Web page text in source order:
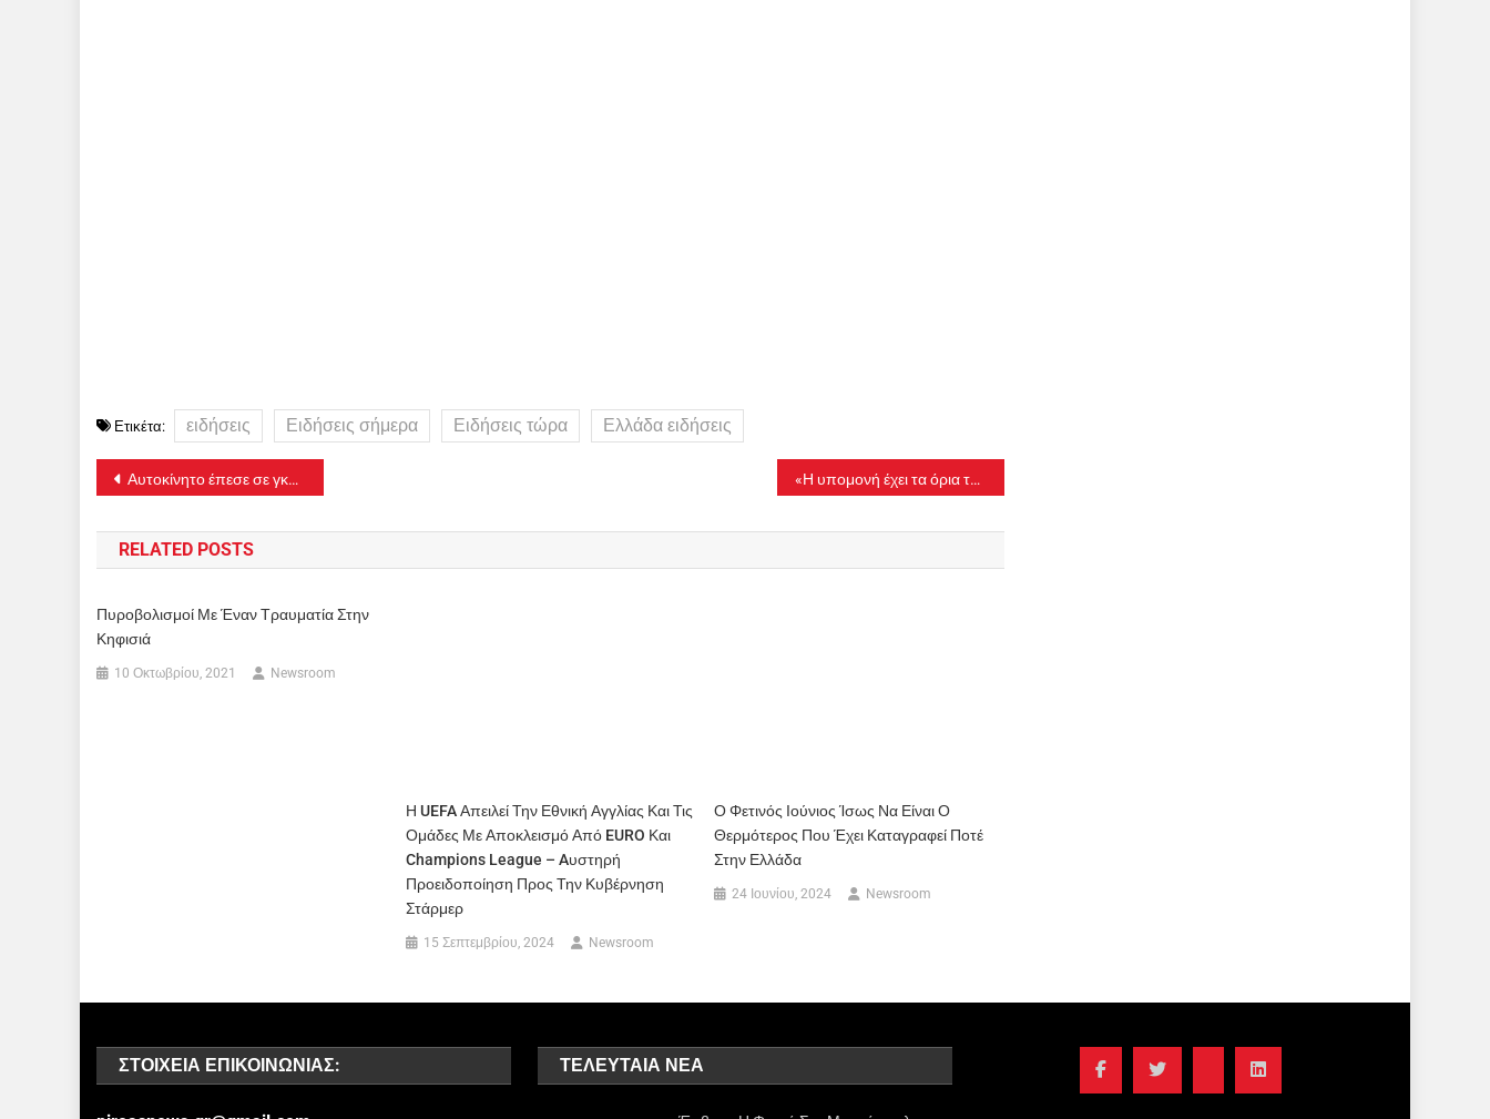
Ετικέτα: ειδήσεις Ειδήσεις σήμερα Ειδήσεις τώρα Ελλάδα ειδήσεις
άρθρων
Αυτοκίνητο έπεσε σε γκρεμό στα Λιμανάκια Βουλιαγμένης «Η υπομονή έχει τα όρια της» – Το ξέσπασμα του μουσικού για τον άνθρωπο που του έδωσε την κροτίδα
RELATED POSTS
Πυροβολισμοί Με Έναν Τραυματία Στην
Κηφισιά
10 Οκτωβρίου, 2021 Newsroom
Η UEFA Απειλεί Την Εθνική Αγγλίας Και Τις
Ομάδες Με Αποκλεισμό Από EURO Και
Champions League – Aυστηρή
Προειδοποίηση Προς Την Κυβέρνηση
Στάρμερ
15 Σεπτεμβρίου, 2024 Newsroom
Ο Φετινός Ιούνιος Ίσως Να Είναι Ο
Θερμότερος Που Έχει Καταγραφεί Ποτέ
Στην Ελλάδα
24 Ιουνίου, 2024 Newsroom
ΣΤΟΙΧΕΊΑ ΕΠΙΚΟΙΝΩΝΊΑΣ: ΤΕΛΕΥΤΑΊΑ ΝΈΑ